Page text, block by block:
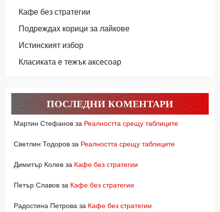
Кафе без стратегии
Подреждах корици за лайкове
Истинският избор
Класиката е тежък аксесоар
ПОСЛЕДНИ КОМЕНТАРИ
Мартин Стефанов за Реалността срещу таблиците
Светлин Тодоров за Реалността срещу таблиците
Димитър Колев за Кафе без стратегии
Петър Славов за Кафе без стратегии
Радостина Петрова за Кафе без стратегии